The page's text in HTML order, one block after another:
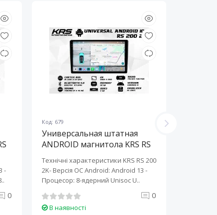
​-
0
Код: 679
Универсальная штатная
ANDROID магнитола KRS RS
Технічні характеристики KRS RS 200
2K- Версія ОС Android: Android 13 ​-
Процесор: 8-ядерний Unisoc U..
0
В наявності